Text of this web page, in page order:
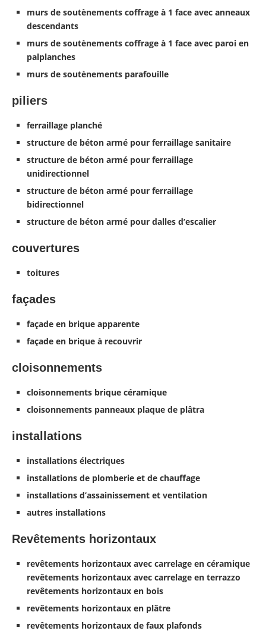
murs de soutènements coffrage à 1 face avec anneaux
descendants
murs de soutènements coffrage à 1 face avec paroi en
palplanches
murs de soutènements parafouille
piliers
ferraillage planché
structure de béton armé pour ferraillage sanitaire
structure de béton armé pour ferraillage
unidirectionnel
structure de béton armé pour ferraillage
bidirectionnel
structure de béton armé pour dalles d’escalier
couvertures
toitures
façades
façade en brique apparente
façade en brique à recouvrir
cloisonnements
cloisonnements brique céramique
cloisonnements panneaux plaque de plâtra
installations
installations électriques
installations de plomberie et de chauffage
installations d’assainissement et ventilation
autres installations
Revêtements horizontaux
revêtements horizontaux avec carrelage en céramique
revêtements horizontaux avec carrelage en terrazzo
revêtements horizontaux en bois
revêtements horizontaux en plâtre
revêtements horizontaux de faux plafonds